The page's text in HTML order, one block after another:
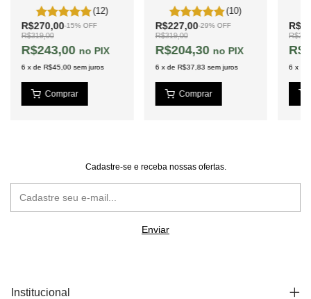
(12)
R$270,00-15% OFF
R$319,00
R$243,00 PIX
6 xde R$45,00 sem juros
(10)
R$227,00-29% OFF
R$319,00
R$204,30 PIX
6 xde R$37,83 sem juros 6 x
Cadastre-se e receba nossas ofertas.
Institucional